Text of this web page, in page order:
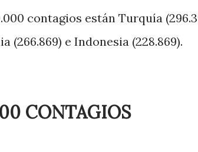
contagios están Turquía
(266.869) e Indonesia (228.869).
CONTAGIOS